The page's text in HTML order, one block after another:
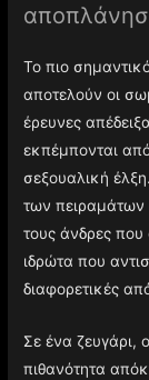
Το πιο
αποτελούν οι
έρευνες
εκπέμπονται
σεξουαλική
των πειραμάτων
τους άνδρες που
ιδρώτα που
διαφορετικές
Σε ένα ζευγάρι,
πιθανότητα